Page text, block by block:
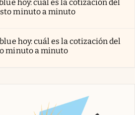
hoy: cuál es la cotización del
minuto a minuto
hoy: cuál es la cotización del
minuto a minuto